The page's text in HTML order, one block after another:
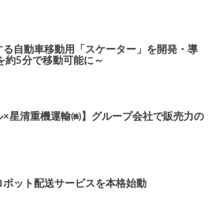
自動車移動用「スケーター」を開発・導
約5分で移動可能に～
×星清重機運輸㈱】グループ会社で販売力の
ット配送サービスを本格始動